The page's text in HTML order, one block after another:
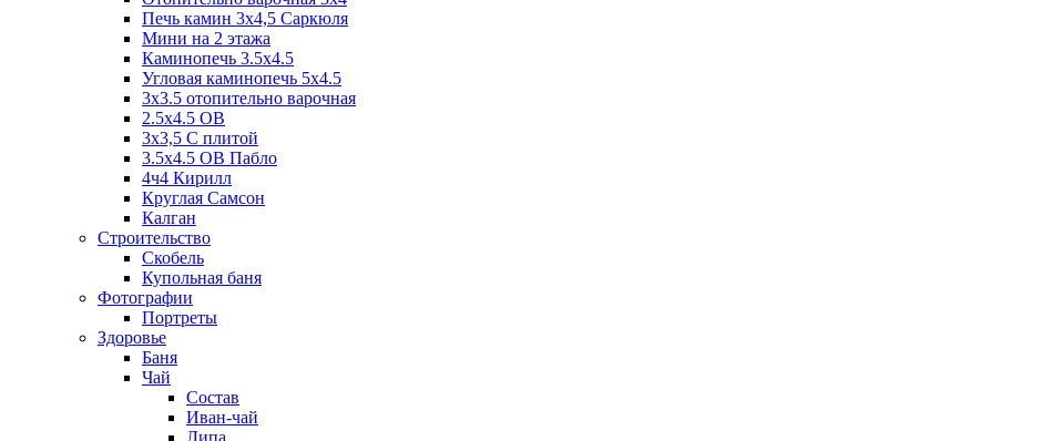
Печь камин 3х4,5 Саркюля
Мини на 2 этажа
Каминопечь 3.5х4.5
Угловая каминопечь 5х4.5
3х3.5 отопительно варочная
2.5х4.5 ОВ
3х3,5 C плитой
3.5х4.5 ОВ Пабло
4ч4 Кирилл
Круглая Самсон
Калган
Строительство
Скобель
Купольная баня
Фотографии
Портреты
Здоровье
Баня
Чай
Состав
Иван-чай
Липа